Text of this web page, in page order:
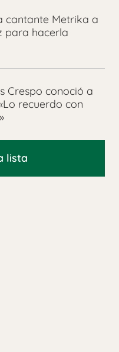
cantante Metrika a
para hacerla
Crespo conoció a
recuerdo con
lista